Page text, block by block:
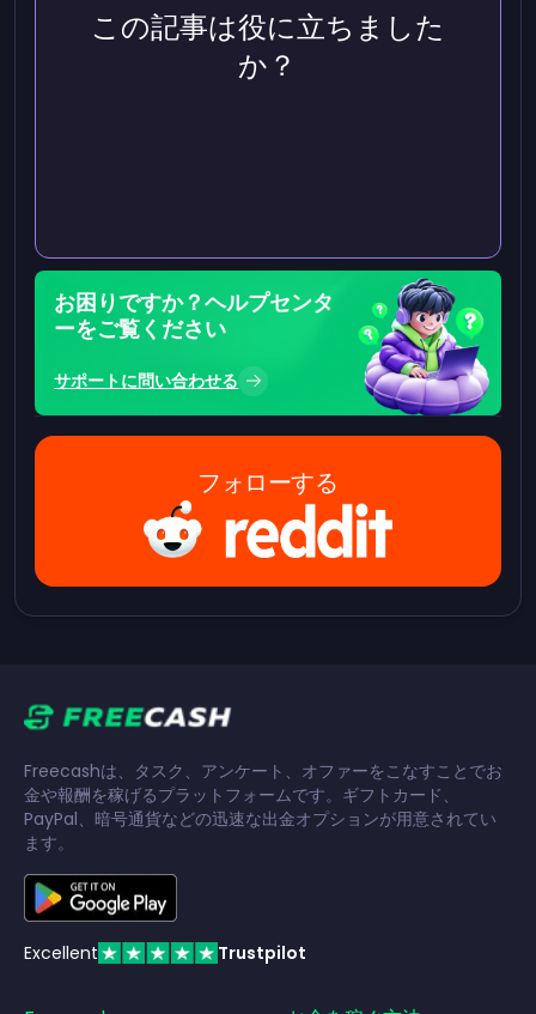
この記事は役に立ちました
か？
お困りですか？ヘルプセンタ
ーをご覧ください
サポートに問い合わせる
フォローする
Freecashは、タスク、アンケート、オファーをこなすことでお
金や報酬を稼げるプラットフォームです。ギフトカード、
PayPal、暗号通貨などの迅速な出金オプションが用意されてい
ます。
Excellent Trustpilot